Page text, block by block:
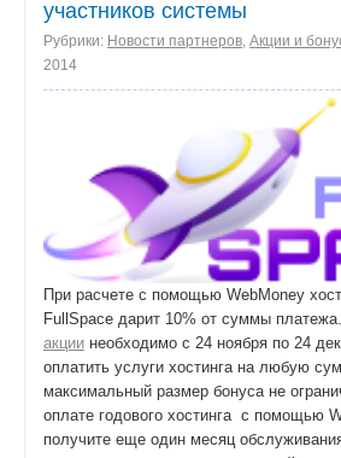
участников системы
Рубрики: Новости партнеров, Акции и
2014
При расчете с помощью WebMoney
FullSpace дарит 10% от суммы
акции необходимо с 24 ноября по 24
оплатить услуги хостинга на любую
максимальный размер бонуса не
оплате годового хостинга с помощью
получите еще один месяц